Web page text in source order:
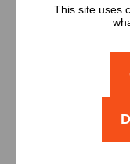
This site uses